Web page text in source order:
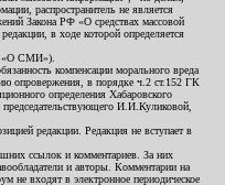
распространитель не является
Закона РФ «О средствах массовой
в ходе которой определяется
«О СМИ»).
компенсации морального вреда
опровержения, в порядке ч.2 ст.152 ГК
определения Хабаровского
И.И.Куликовой,
редакции. Редакция не вступает в
ссылок и комментариев. За них
и авторы. Комментарии на
не входят в электронное периодическое